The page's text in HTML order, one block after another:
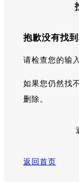
抱歉没有找到
请检查您的输
如果您仍然找
删除。
返回首页